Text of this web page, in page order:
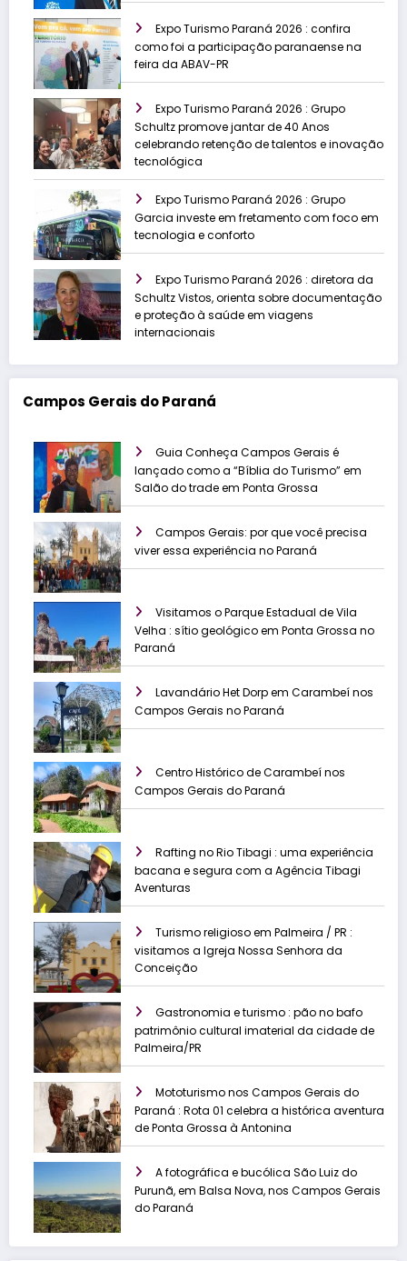
Expo Turismo Paraná 2026 : confira
como foi a participação paranaense na
feira da ABAV-PR
Expo Turismo Paraná 2026 : Grupo
Schultz promove jantar de 40 Anos
celebrando retenção de talentos e inovação
tecnológica
Expo Turismo Paraná 2026 : Grupo
Garcia investe em fretamento com foco em
tecnologia e conforto
Expo Turismo Paraná 2026 : diretora da
Schultz Vistos, orienta sobre documentação
e proteção à saúde em viagens
internacionais
Campos Gerais do Paraná
Guia Conheça Campos Gerais é
lançado como a “Bíblia do Turismo” em
Salão do trade em Ponta Grossa
Campos Gerais: por que você precisa
viver essa experiência no Paraná
Visitamos o Parque Estadual de Vila
Velha : sítio geológico em Ponta Grossa no
Paraná
Lavandário Het Dorp em Carambeí nos
Campos Gerais no Paraná
Centro Histórico de Carambeí nos
Campos Gerais do Paraná
Rafting no Rio Tibagi : uma experiência
bacana e segura com a Agência Tibagi
Aventuras
Turismo religioso em Palmeira / PR :
visitamos a Igreja Nossa Senhora da
Conceição
Gastronomia e turismo : pão no bafo
patrimônio cultural imaterial da cidade de
Palmeira/PR
Mototurismo nos Campos Gerais do
Paraná : Rota 01 celebra a histórica aventura
de Ponta Grossa à Antonina
A fotográfica e bucólica São Luiz do
Purunã, em Balsa Nova, nos Campos Gerais
do Paraná